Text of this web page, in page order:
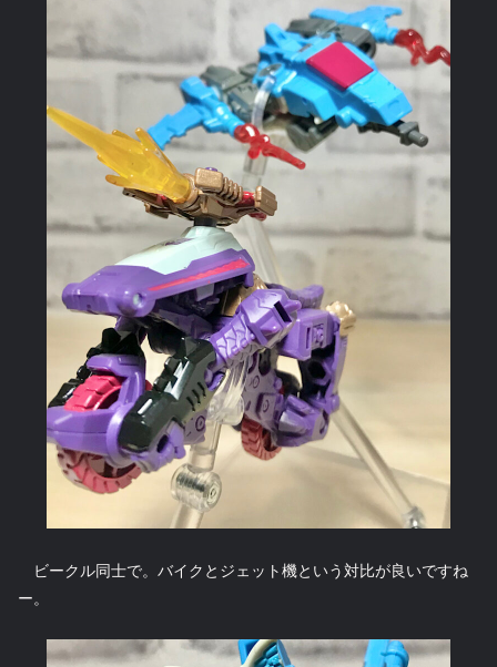
ビークル同士で。バイクとジェット機という対比が良いですね
ー。